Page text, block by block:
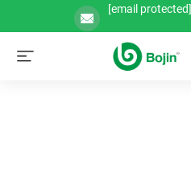
[email protected]